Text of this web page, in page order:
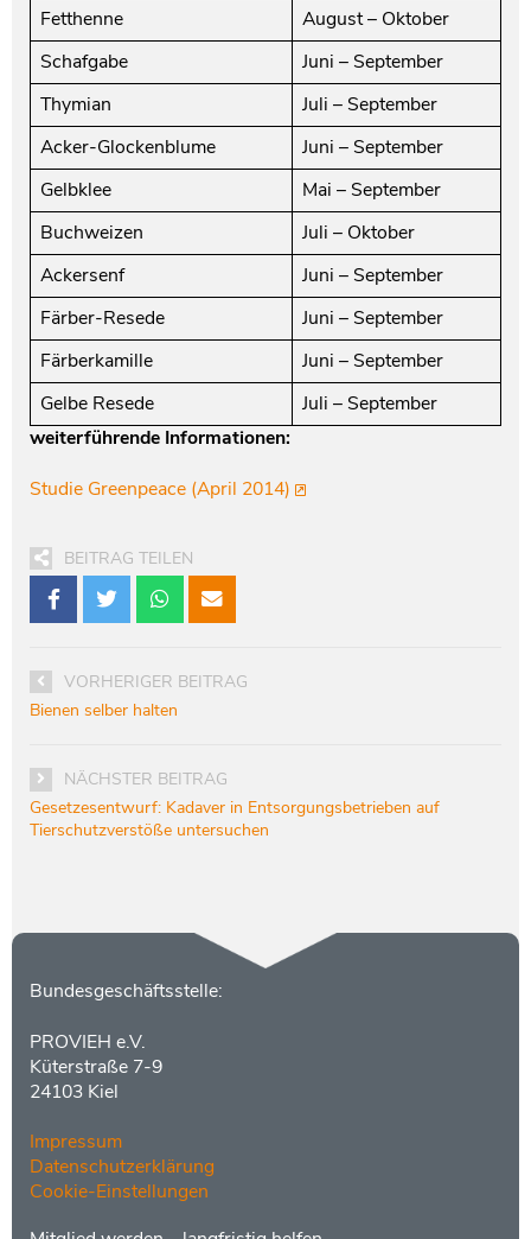
Fetthenne
August – Oktober
Schafgabe
Juni – September
Thymian
Juli – September
Acker-Glockenblume
Juni – September
Gelbklee
Mai – September
Buchweizen
Juli – Oktober
Ackersenf
Juni – September
Färber-Resede
Juni – September
Färberkamille
Juni – September
Gelbe Resede
Juli – September
weiterführende Informationen:
Studie Greenpeace (April 2014)
BEITRAG TEILEN
VORHERIGER BEITRAG
Bienen selber halten
NÄCHSTER BEITRAG
Gesetzesentwurf: Kadaver in Entsorgungsbetrieben auf
Tierschutzverstöße untersuchen
Kontakt
Bundesgeschäftsstelle:
PROVIEH e.V.
Küterstraße 7-9
24103 Kiel
Impressum
Datenschutzerklärung
Cookie-Einstellungen